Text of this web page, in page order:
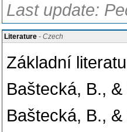
Last update:
Literature - Czech
Základní
Baštecká, B.,
Baštecká, B.,